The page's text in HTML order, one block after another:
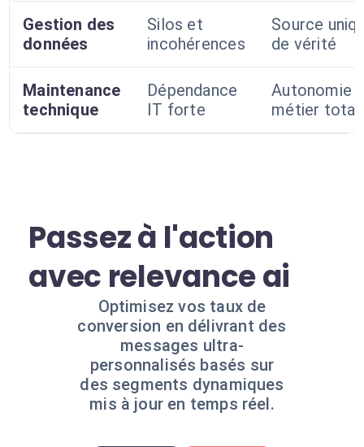
Gestion des
données
Silos et
incohérences
Source
de vérité
Maintenance
technique
Dépendance
IT forte
Autonomie
métier
Passez à l'action
avec relevance ai
Optimisez vos taux de
conversion en délivrant des
messages ultra-
personnalisés basés sur
des segments dynamiques
mis à jour en temps réel.